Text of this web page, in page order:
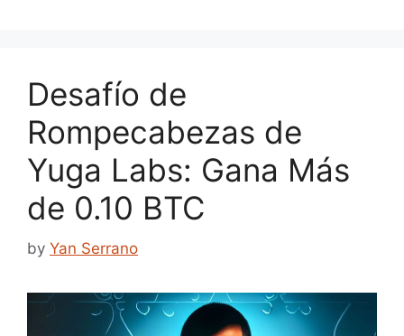
Desafío de
Rompecabezas de
Yuga Labs: Gana Más
de 0.10 BTC
by Yan Serrano